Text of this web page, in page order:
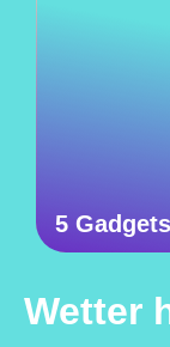
5
Wetter